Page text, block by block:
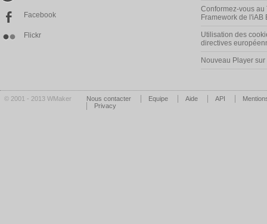
Facebook
Flickr
Conformez-vous
Framework de l'iAB
Utilisation des
directives
Nouveau Player sur
© 2001 - 2013 WMaker Nous contacter Equipe Aide API
Privacy